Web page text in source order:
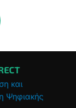
και
Ψηφιακής